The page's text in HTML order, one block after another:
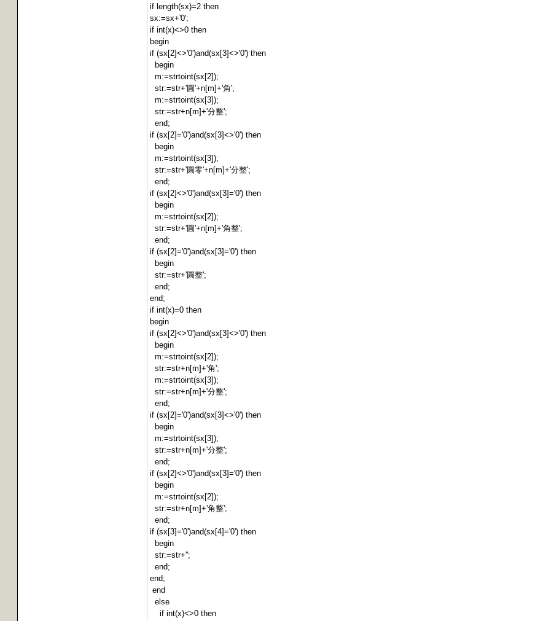
if length(sx)=2 then
sx:=sx+'0';
if int(x)<>0 then
begin
if (sx[2]<>'0')and(sx[3]<>'0') then
begin
m:=strtoint(sx[2]);
str:=str+'圓'+n[m]+'角';
m:=strtoint(sx[3]);
str:=str+n[m]+'分整';
end;
if (sx[2]='0')and(sx[3]<>'0') then
begin
m:=strtoint(sx[3]);
str:=str+'圓零'+n[m]+'分整';
end;
if (sx[2]<>'0')and(sx[3]='0') then
begin
m:=strtoint(sx[2]);
str:=str+'圓'+n[m]+'角整';
end;
if (sx[2]='0')and(sx[3]='0') then
begin
str:=str+'圓整';
end;
end;
if int(x)=0 then
begin
if (sx[2]<>'0')and(sx[3]<>'0') then
begin
m:=strtoint(sx[2]);
str:=str+n[m]+'角';
m:=strtoint(sx[3]);
str:=str+n[m]+'分整';
end;
if (sx[2]='0')and(sx[3]<>'0') then
begin
m:=strtoint(sx[3]);
str:=str+n[m]+'分整';
end;
if (sx[2]<>'0')and(sx[3]='0') then
begin
m:=strtoint(sx[2]);
str:=str+n[m]+'角整';
end;
if (sx[3]='0')and(sx[4]='0') then
begin
str:=str+'';
end;
end;
end
else
if int(x)<>0 then